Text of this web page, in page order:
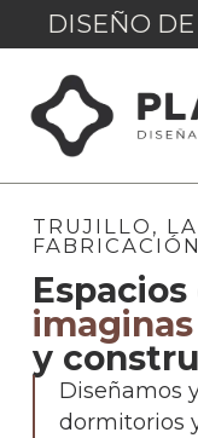
DISEÑO
TRUJILLO,
imaginas
y
Diseñamos
dormitorios